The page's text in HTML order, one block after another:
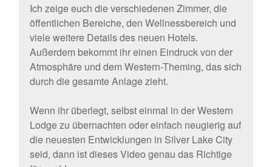
Ich zeige euch die verschiedenen Zimmer, die
öffentlichen Bereiche, den Wellnessbereich und
viele weitere Details des neuen Hotels.
Außerdem bekommt ihr einen Eindruck von der
Atmosphäre und dem Western-Theming, das sich
durch die gesamte Anlage zieht.
Wenn ihr überlegt, selbst einmal in der Western
Lodge zu übernachten oder einfach neugierig auf
die neuesten Entwicklungen in Silver Lake City
seid, dann ist dieses Video genau das Richtige